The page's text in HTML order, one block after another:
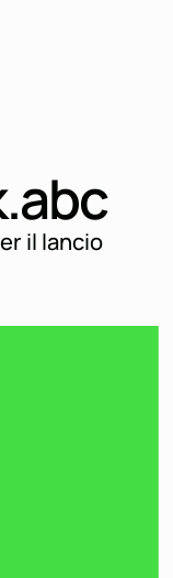
.abc
il lancio